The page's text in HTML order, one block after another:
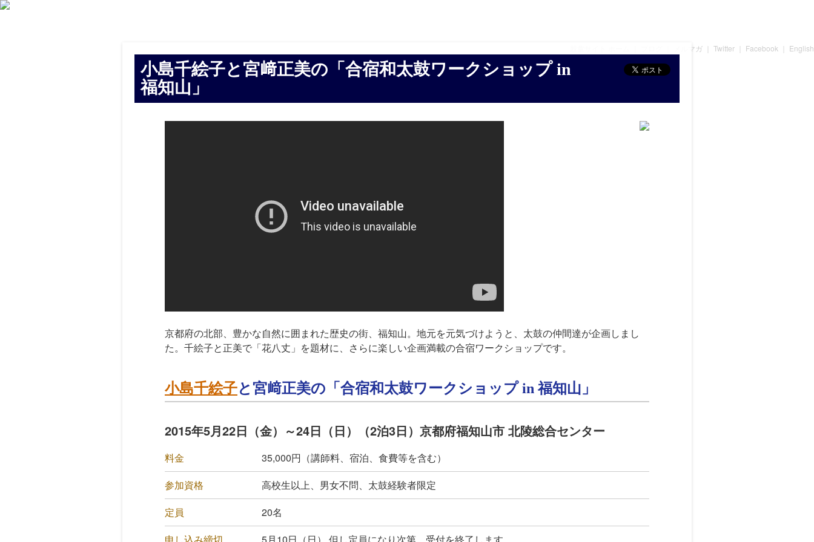
メルマガ Twitter Facebook English
小島千絵子と宮﨑正美の「合宿和太鼓ワークショップ in
福知山」
京都府の北部、豊かな自然に囲まれた歴史の街、福知山。地元を元気づけようと、太鼓の仲間達が企画しまし
た。千絵子と正美で「花八丈」を題材に、さらに楽しい企画満載の合宿ワークショップです。
小島千絵子と宮﨑正美の「合宿和太鼓ワークショップ in 福知山」
2015年5月22日（金）～24日（日）（2泊3日）京都府福知山市 北陵総合センター
料金
35,000円（講師料、宿泊、食費等を含む）
参加資格
高校生以上、男女不問、太鼓経験者限定
定員
20名